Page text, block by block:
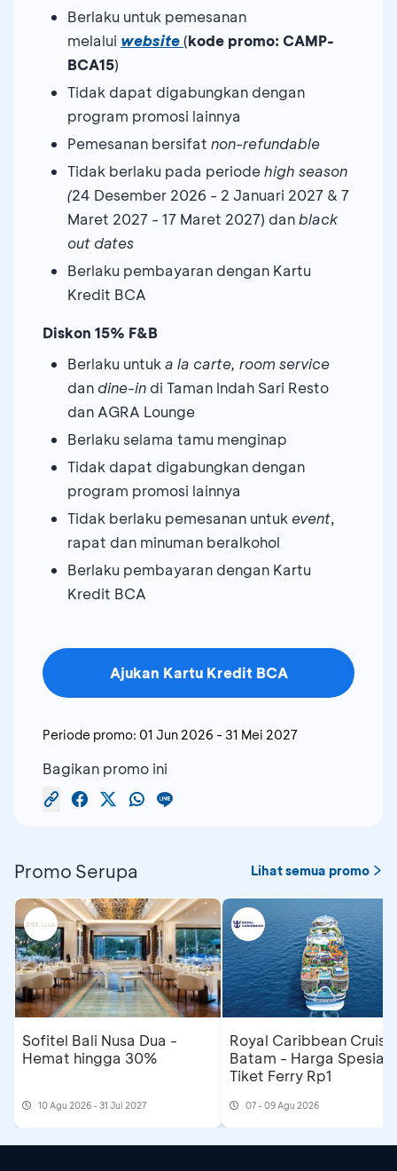
Berlaku untuk pemesanan
melalui website(kode promo: CAMP-
BCA15)
Tidak dapat digabungkan dengan
program promosi lainnya
Pemesanan bersifat non-refundable
Tidak berlaku pada periodehigh season
(24 Desember 2026 - 2 Januari 2027 & 7
Maret 2027 - 17 Maret 2027) danblack
out dates
Berlaku pembayaran dengan Kartu
Kredit BCA
Diskon 15% F&B
Berlaku untuk a la carte, room service
dan dine-in di Taman Indah Sari Resto
dan AGRA Lounge
Berlaku selama tamu menginap
Tidak dapat digabungkan dengan
program promosi lainnya
Tidak berlaku pemesanan untuk event,
rapat dan minuman beralkohol
Berlaku pembayaran dengan Kartu
Kredit BCA
Ajukan Kartu Kredit BCA
Periode promo: 01 Jun 2026 - 31 Mei 2027
Bagikan promo ini
Promo Serupa Lihat semua promo
Sofitel Bali Nusa Dua -
Hemat hingga 30%
10 Agu 2026 - 31 Jul 2027
Royal Caribbean Cruise
Batam - Harga Spesial
Tiket Ferry Rp1
07 - 09 Agu 2026